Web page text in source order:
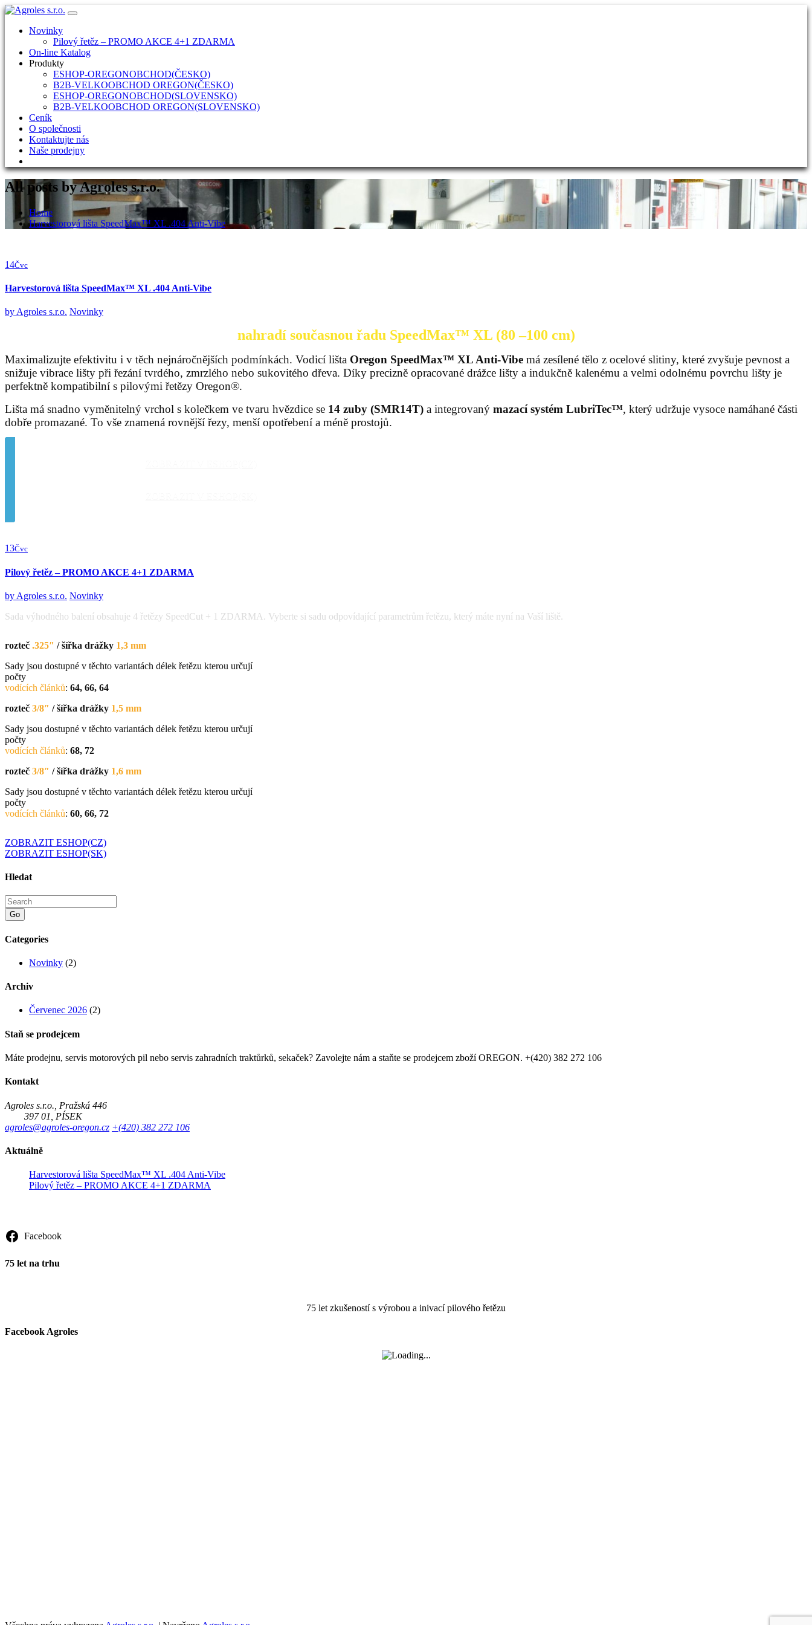
Skip
contentNovinky
Pilový řetěz – PROMO AKCE 4+1 ZDARMA
On-line Katalog
Produkty
ESHOP-OREGONOBCHOD(ČESKO)
B2B-VELKOOBCHOD OREGON(ČESKO)
ESHOP-OREGONOBCHOD(SLOVENSKO)
B2B-VELKOOBCHOD OREGON(SLOVENSKO)
Ceník
O společnosti
Kontaktujte nás
Naše prodejny
All posts by Agroles s.r.o.
Home
Harvestorová lišta SpeedMax™ XL .404 Anti-Vibe
14Čvc
Harvestorová lišta SpeedMax™ XL .404 Anti-Vibe
by Agroles s.r.o. Novinky
nahradí současnou řadu SpeedMax™ XL (80 –100 cm)
Maximalizujte efektivitu i v těch nejnáročnějších podmínkách. Vodicí lišta Oregon SpeedMax™ XL Anti-Vibe má zesílené tělo z ocelové slitiny, které zvyšuje pevnost a
snižuje vibrace lišty při řezání tvrdého, zmrzlého nebo sukovitého dřeva. Díky precizně opracované drážce lišty a indukčně kalenému a velmi odolnému povrchu lišty je
perfektně kompatibilní s pilovými řetězy Oregon®.
Lišta má snadno vyměnitelný vrchol s kolečkem ve tvaru hvězdice se 14 zuby (SMR14T) a integrovaný mazací systém LubriTec™, který udržuje vysoce namáhané části
dobře promazané. To vše znamená rovnější řezy, menší opotřebení a méně prostojů.
13Čvc
Pilový řetěz – PROMO AKCE 4+1 ZDARMA
by Agroles s.r.o. Novinky
Sada výhodného balení obsahuje 4 řetězy SpeedCut + 1 ZDARMA. Vyberte si sadu odpovídající parametrům řetězu, který máte nyní na Vaší liště.
rozteč .325″ / šířka drážky 1,3 mm
Sady jsou dostupné v těchto variantách délek řetězu kterou určují
počty
vodících článků: 64, 66, 64
rozteč 3/8″ / šířka drážky 1,5 mm
Sady jsou dostupné v těchto variantách délek řetězu kterou určují
počty
vodících článků: 68, 72
rozteč 3/8″ / šířka drážky 1,6 mm
Sady jsou dostupné v těchto variantách délek řetězu kterou určují
počty
vodících článků: 60, 66, 72
ZOBRAZIT ESHOP(CZ)
ZOBRAZIT ESHOP(SK)
Hledat
Go
Categories
Novinky (2)
Archiv
Červenec 2026 (2)
Staň se prodejcem
Máte prodejnu, servis motorových pil nebo servis zahradních traktůrků, sekaček? Zavolejte nám a staňte se prodejcem zboží OREGON. +(420) 382 272 106
Kontakt
Agroles s.r.o., Pražská 446
397 01, PÍSEK
agroles@agroles-oregon.cz +(420) 382 272 106
Aktuálně
Harvestorová lišta SpeedMax™ XL .404 Anti-Vibe
Pilový řetěz – PROMO AKCE 4+1 ZDARMA
Facebook
75 let na trhu
75 let zkušeností s výrobou a inivací pilového řetězu
Facebook Agroles